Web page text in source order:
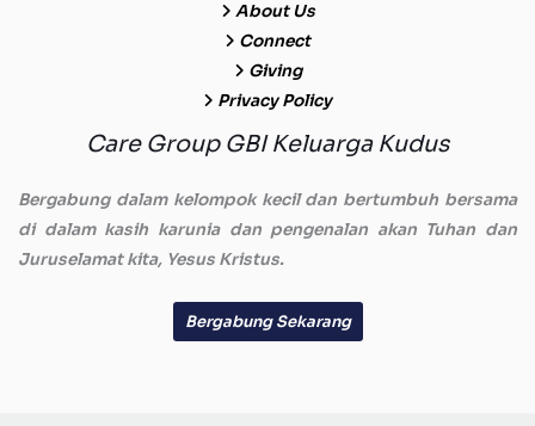
About Us
Connect
Giving
Privacy Policy
Care Group GBI Keluarga Kudus
Bergabung dalam kelompok kecil dan bertumbuh bersama
di dalam kasih karunia dan pengenalan akan Tuhan dan
Juruselamat kita, Yesus Kristus.
Bergabung Sekarang